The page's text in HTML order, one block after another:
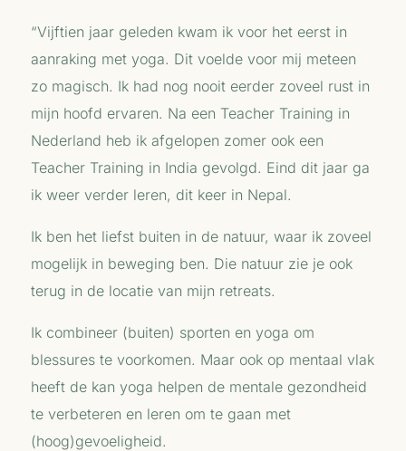
“Vijftien jaar geleden kwam ik voor het eerst in
aanraking met yoga. Dit voelde voor mij meteen
zo magisch. Ik had nog nooit eerder zoveel rust in
mijn hoofd ervaren. Na een Teacher Training in
Nederland heb ik afgelopen zomer ook een
Teacher Training in India gevolgd. Eind dit jaar ga
ik weer verder leren, dit keer in Nepal.
Ik ben het liefst buiten in de natuur, waar ik zoveel
mogelijk in beweging ben. Die natuur zie je ook
terug in de locatie van mijn retreats.
Ik combineer (buiten) sporten en yoga om
blessures te voorkomen. Maar ook op mentaal vlak
heeft de kan yoga helpen de mentale gezondheid
te verbeteren en leren om te gaan met
(hoog)gevoeligheid.